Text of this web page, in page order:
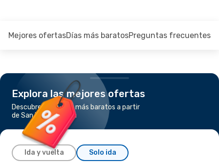
Mejores ofertasDías más baratosPreguntas frecuentes
Explora las mejores ofertas
Descubre los vuelos más baratos a partir
de San Diego a Berlín
Ida y vuelta Solo ida